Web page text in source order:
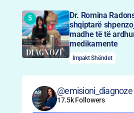
Dr. Romina
shqiptarë
madhe të të
medikamente
Impakt Shëndet
@emisioni_diagnoze
17.5k Followers